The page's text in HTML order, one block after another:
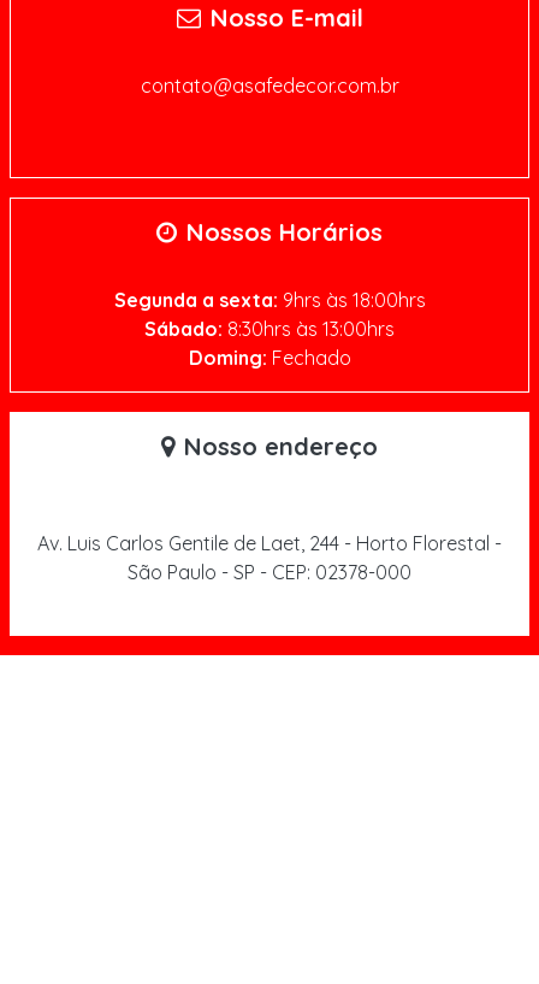
Nosso E-mail
contato@asafedecor.com.br
Nossos Horários
Segunda a sexta: 9hrs às 18:00hrs
Sábado: 8:30hrs às 13:00hrs
Doming: Fechado
Nosso endereço
Av. Luis Carlos Gentile de Laet, 244 - Horto Florestal -
São Paulo - SP - CEP: 02378-000